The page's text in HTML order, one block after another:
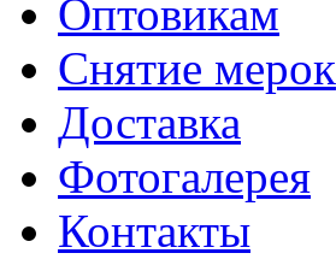
Оптовикам
Снятие мерок
Доставка
Фотогалерея
Контакты